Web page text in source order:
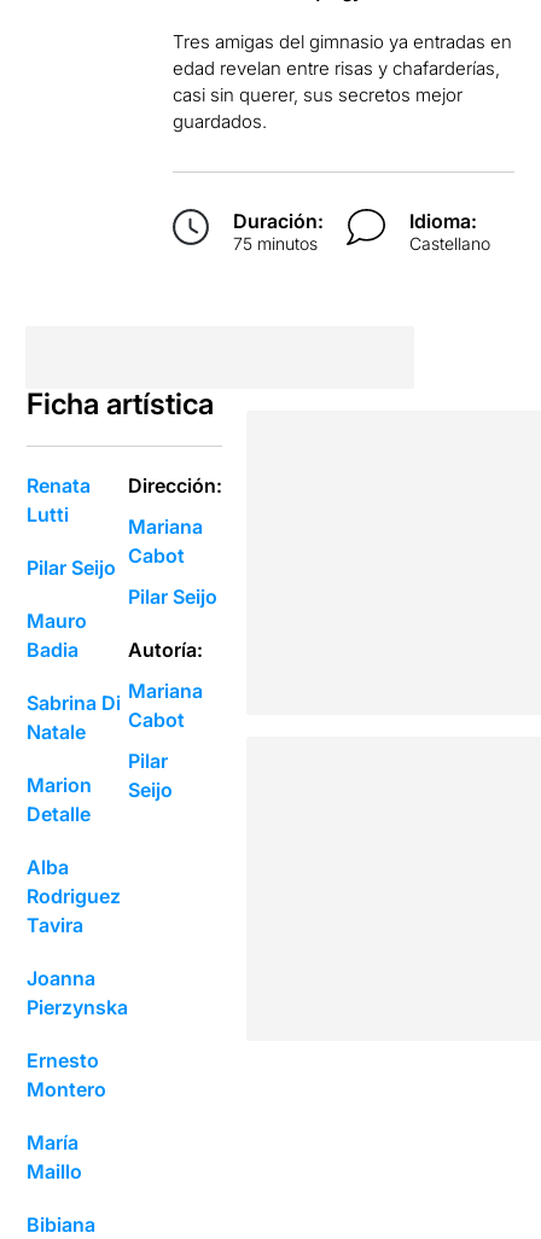
Tres amigas del gimnasio ya entradas en
edad revelan entre risas y chafarderías,
casi sin querer, sus secretos mejor
guardados.
Duración:
75 minutos
Idioma:
Castellano
Ficha artística
Renata
Lutti
Pilar Seijo
Mauro
Badia
Sabrina Di
Natale
Marion
Detalle
Alba
Rodriguez
Tavira
Joanna
Pierzynska
Ernesto
Montero
María
Maillo
Bibiana
Dirección:
Mariana
Cabot
Pilar Seijo
Autoría:
Mariana
Cabot
Pilar
Seijo